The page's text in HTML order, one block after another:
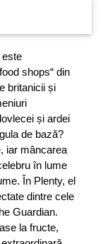
este
shops“ din
britanicii și
și ardei
de bază?
iar mâncarea
în lume
În Plenty, el
dintre cele
Guardian.
la fructe,